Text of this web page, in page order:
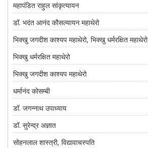
महापंडित राहुल सांकृत्यायन
डॉ. भदंत आनंद कौसल्यायन महाथेरो
भिक्खु जगदीश काश्यप महाथेरो, भिक्खु धर्मरक्षित महाथेरो
भिक्खु धर्मरक्षित महाथेरो
भिक्खु जगदीश काश्यप महाथेरो
धर्मानंद कोसम्बी
डॉ. जगन्नाथ उपाध्याय
डॉ. सुरेन्द्र अज्ञात
सोहनलाल शास्त्री, विद्यावाचस्पति